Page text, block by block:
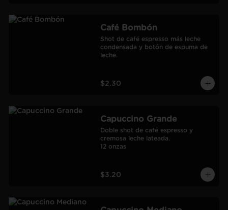
Café Bombón
Shot de café espresso más leche
condensada y botón de espuma de
leche.
$2.30
Capuccino Grande
Doble shot de café espresso y
cremosa leche lateada.
12 onzas
$3.20